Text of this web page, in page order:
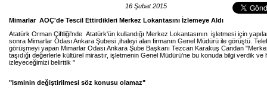
16 Şubat 2015
Mimarlar AOÇ'de Tescil Ettirdikleri Merkez Lokantasını İzlemeye Aldı
Atatürk Orman Çiftliği'nde Atatürk'ün kullandığı Merkez Lokantasının işletmesi için
sonra Mimarlar Odası Ankara Şubesi ,ihaleyi alan firmanın Genel Müdürü ile görüştü.
görüşmeyi yapan Mimarlar Odası Ankara Şube Başkanı Tezcan Karakuş Candan
taşıdığı değerlerle kültürel mirastır, işletmenin Genel Müdürü'ne bu konuda bilgi verdik ve
izleyeceğimizi belirttik "
"isminin değiştirilmesi söz konusu olamaz"